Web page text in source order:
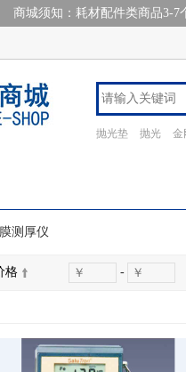
商城须知：耗材配件类商品3-7
抛光垫 抛光 金
测厚仪
格 -